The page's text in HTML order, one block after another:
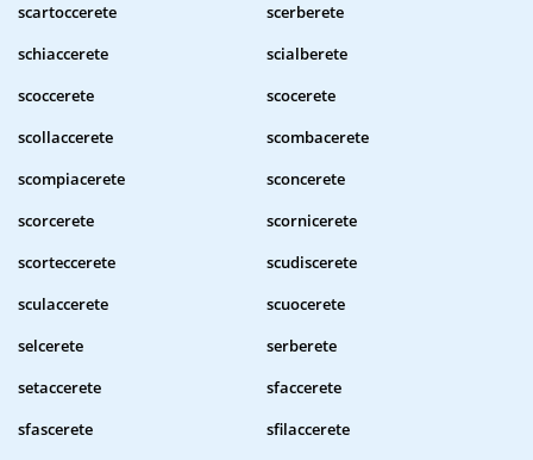
scartoccerete
scerberete
schiaccerete
scialberete
scoccerete
scocerete
scollaccerete
scombacerete
scompiacerete
sconcerete
scorcerete
scornicerete
scorteccerete
scudiscerete
sculaccerete
scuocerete
selcerete
serberete
setaccerete
sfaccerete
sfascerete
sfilaccerete